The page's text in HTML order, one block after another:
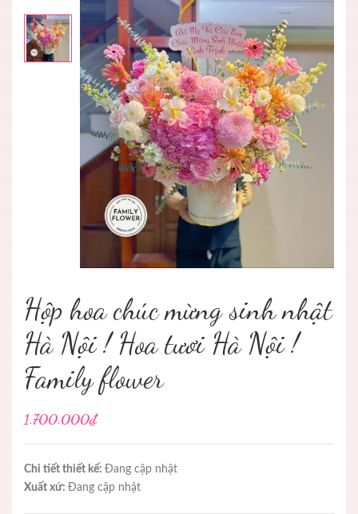
Hộp hoa chúc mừng sinh nhật
Hà Nội ! Hoa tươi Hà Nội !
Family flower
1.700.000₫
Chi tiết thiết kế: Đang cập nhật
Xuất xứ: Đang cập nhật